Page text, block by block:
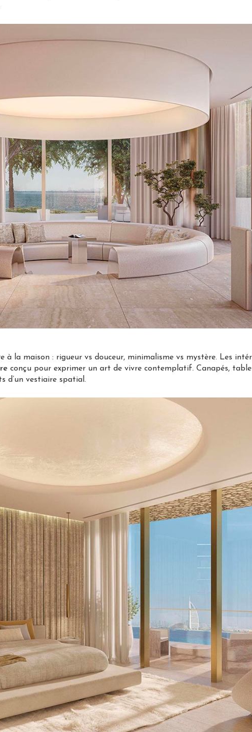
à la maison : rigueur vs douceur, minimalisme vs mystère. Les
conçu pour exprimer un art de vivre contemplatif. Canapés,
d’un vestiaire spatial.